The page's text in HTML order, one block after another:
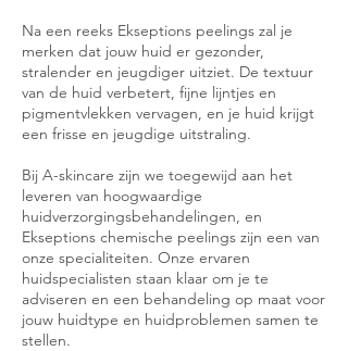
Na een reeks Ekseptions peelings zal je
merken dat jouw huid er gezonder,
stralender en jeugdiger uitziet. De textuur
van de huid verbetert, fijne lijntjes en
pigmentvlekken vervagen, en je huid krijgt
een frisse en jeugdige uitstraling.
Bij A-skincare zijn we toegewijd aan het
leveren van hoogwaardige
huidverzorgingsbehandelingen, en
Ekseptions chemische peelings zijn een van
onze specialiteiten. Onze ervaren
huidspecialisten staan klaar om je te
adviseren en een behandeling op maat voor
jouw huidtype en huidproblemen samen te
stellen.